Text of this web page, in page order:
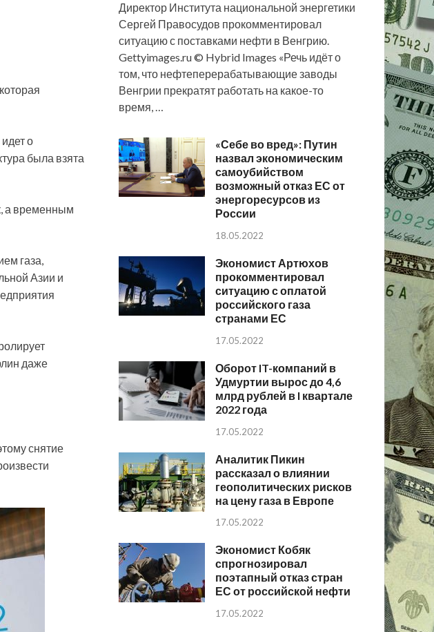
о
была взята
а временным
газа,
Азии и
даже
снятие
Директор Института национальной энергетики
Сергей Правосудов прокомментировал
ситуацию с поставками нефти в Венгрию.
Gettyimages.ru © Hybrid Images «Речь идёт о
том, что нефтеперерабатывающие заводы
Венгрии прекратят работать на какое-то
время, …
«Себе во вред»: Путин
назвал экономическим
самоубийством
возможный отказ ЕС от
энергоресурсов из
России
18.05.2022
Экономист Артюхов
прокомментировал
ситуацию с оплатой
российского газа
странами ЕС
17.05.2022
Оборот IT-компаний в
Удмуртии вырос до 4,6
млрд рублей в I квартале
2022 года
17.05.2022
Аналитик Пикин
рассказал о влиянии
геополитических рисков
на цену газа в Европе
17.05.2022
Экономист Кобяк
спрогнозировал
поэтапный отказ стран
ЕС от российской нефти
17.05.2022